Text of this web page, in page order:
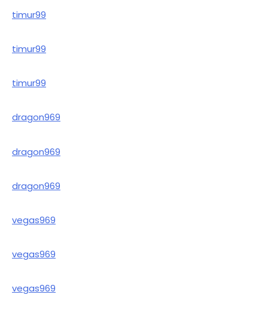
timur99
timur99
timur99
dragon969
dragon969
dragon969
vegas969
vegas969
vegas969